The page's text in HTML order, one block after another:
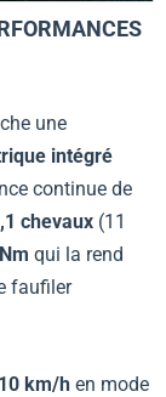
une
intégré
continue de
chevaux (11
qui la rend
faufiler
km/h en mode